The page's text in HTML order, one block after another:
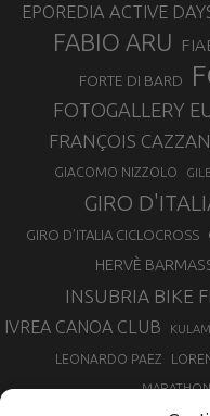
EPOREDIA ACTIVE
FABIO ARU
FORTE DI BARD
FOTOGALLERY
FRANÇOIS
GIACOMO NIZZOLO
GIRO
GIRO D’ITALIA CICLOCROSS
HERVÈ
INSUBRIA BIKE
IVREA CANOA CLUB
LEONARDO PAEZ